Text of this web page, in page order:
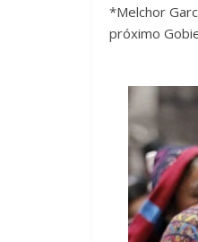
*Melchor
próximo